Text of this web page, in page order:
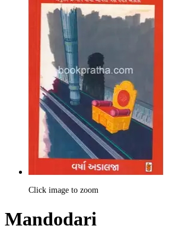
Click image to zoom
Mandodari